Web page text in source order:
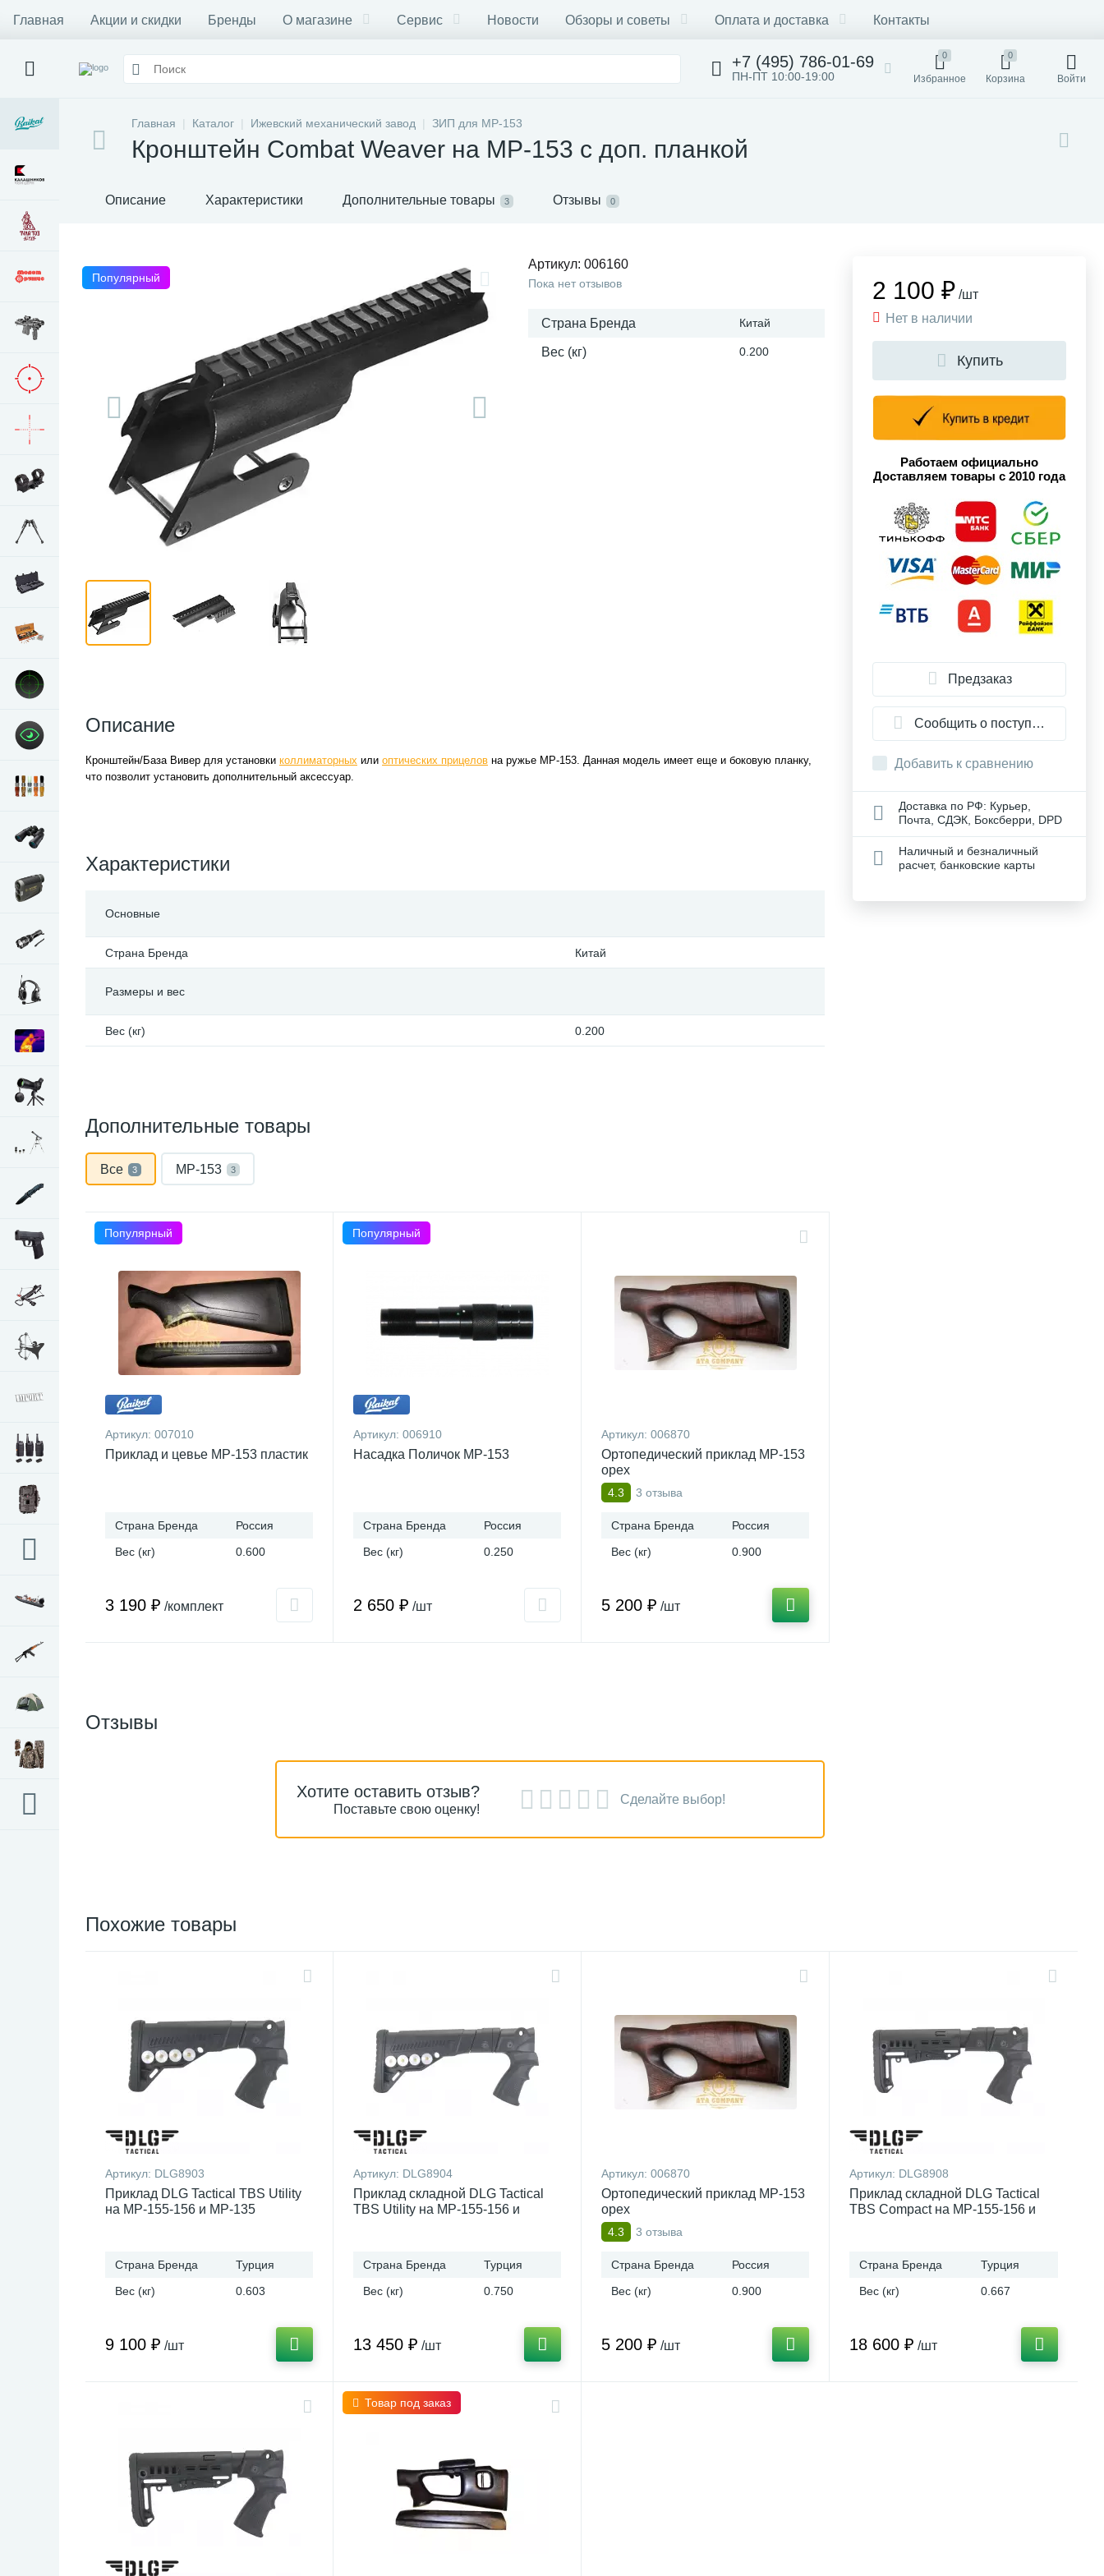
Главная Акции и скидки Бренды О магазине Сервис Новости Обзоры и советы Оплата и доставка Контакты
+7 (495) 786-01-69
ПН-ПТ 10:00-19:00
0
Избранное
0
Корзина Войти
Главная Каталог Ижевский механический завод ЗИП для МР-153
Кронштейн Combat Weaver на MP-153 с доп. планкой
Описание Характеристики Дополнительные товары 3 Отзывы 0
Популярный
Артикул: 006160
Пока нет отзывов
Страна Бренда Китай
Вес (кг) 0.200
Описание
Кронштейн/База Вивер для установки коллиматорных или оптических прицелов на ружье МР-153. Данная модель имеет еще и боковую планку,
что позволит установить дополнительный аксессуар.
Характеристики
Основные
Страна Бренда Китай
Размеры и вес
Вес (кг) 0.200
2 100 ₽ /шт
Нет в наличии
Купить
Работаем официально
Доставляем товары с 2010 года
Предзаказ
Сообщить о поступлении
Добавить к сравнению
Доставка по РФ: Курьер,
Почта, СДЭК, Боксберри, DPD
Наличный и безналичный
расчет, банковские карты
Дополнительные товары
Все 3 МР-153 3
Популярный
Артикул: 007010
Приклад и цевье МР-153 пластик
Страна Бренда
Россия
Вес (кг)
0.600
3 190 ₽ /комплект
Популярный
Артикул: 006910
Насадка Поличок МР-153
Страна Бренда
Россия
Вес (кг)
0.250
2 650 ₽ /шт
Артикул: 006870
Ортопедический приклад МР-153
орех
4.3 3 отзыва
Страна Бренда
Россия
Вес (кг)
0.900
5 200 ₽ /шт
Отзывы
Хотите оставить отзыв?
Поставьте свою оценку!
Сделайте выбор!
Похожие товары
Артикул: DLG8903
Приклад DLG Tactical TBS Utility
на МР-155-156 и МР-135
Страна Бренда
Турция
Вес (кг)
0.603
9 100 ₽ /шт
Артикул: DLG8904
Приклад складной DLG Tactical
TBS Utility на МР-155-156 и
Страна Бренда
Турция
Вес (кг)
0.750
13 450 ₽ /шт
Артикул: 006870
Ортопедический приклад МР-153
орех
4.3 3 отзыва
Страна Бренда
Россия
Вес (кг)
0.900
5 200 ₽ /шт
Артикул: DLG8908
Приклад складной DLG Tactical
TBS Compact на МР-155-156 и
Страна Бренда
Турция
Вес (кг)
0.667
18 600 ₽ /шт
Товар под заказ